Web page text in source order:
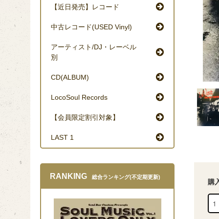
購
【近日発売】レコード
中古レコード(USED Vinyl)
アーティスト/DJ・レーベル
別
CD(ALBUM)
LocoSoul Records
【会員限定割引対象】
LAST 1
RANKING 総合ランキング(不定期更新)